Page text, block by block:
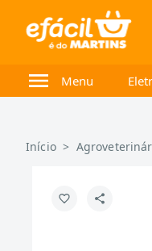
Menu
Início >